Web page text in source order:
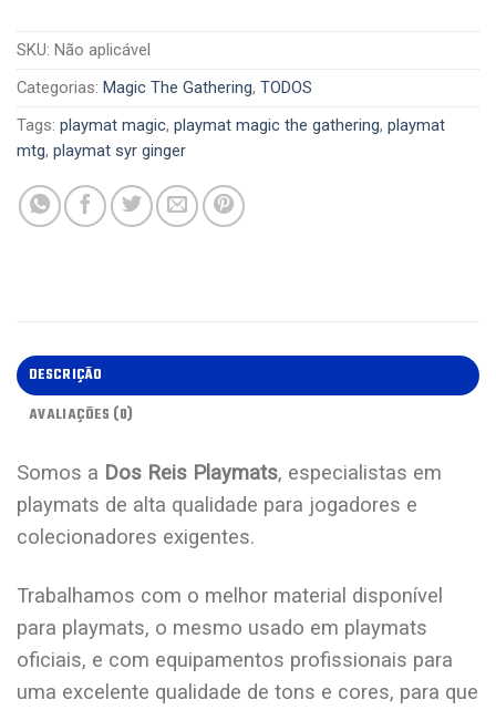
SKU: Não aplicável
Categorias: Magic The Gathering, TODOS
Tags: playmat magic, playmat magic the gathering, playmat
mtg, playmat syr ginger
DESCRIÇÃO
AVALIAÇÕES (0)
Somos a Dos Reis Playmats, especialistas em
playmats de alta qualidade para jogadores e
colecionadores exigentes.
Trabalhamos com o melhor material disponível
para playmats, o mesmo usado em playmats
oficiais, e com equipamentos profissionais para
uma excelente qualidade de tons e cores, para que